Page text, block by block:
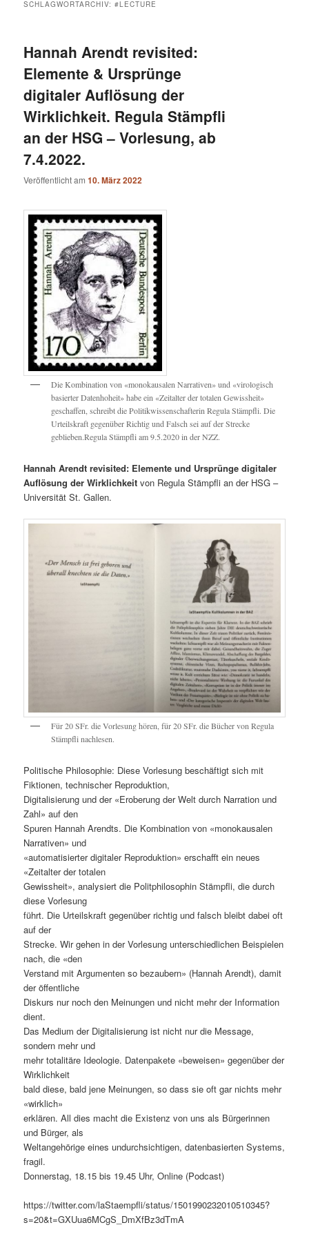
SCHLAGWORTARCHIV:#LECTURE
Hannah Arendt revisited:
Elemente & Ursprünge
digitaler Auflösung der
Wirklichkeit. Regula Stämpfli
an der HSG – Vorlesung, ab
7.4.2022.
Veröffentlicht am10. März 2022
Die Kombination von «monokausalen Narrativen» und «virologisch
basierter Datenhoheit» habe ein «Zeitalter der totalen Gewissheit»
geschaffen, schreibt die Politikwissenschafterin Regula Stämpfli. Die
Urteilskraft gegenüber Richtig und Falsch sei auf der Strecke
geblieben.Regula Stämpfli am 9.5.2020 in der NZZ.
Hannah Arendt revisited: Elemente und Ursprünge digitaler
Auflösung der Wirklichkeit von Regula Stämpfli an der HSG –
Universität St. Gallen.
Für 20 SFr. die Vorlesung hören, für 20 SFr. die Bücher von Regula
Stämpfli nachlesen.
Politische Philosophie: Diese Vorlesung beschäftigt sich mit
Fiktionen, technischer Reproduktion,
Digitalisierung und der «Eroberung der Welt durch Narration und
Zahl» auf den
Spuren Hannah Arendts. Die Kombination von «monokausalen
Narrativen» und
«automatisierter digitaler Reproduktion» erschafft ein neues
«Zeitalter der totalen
Gewissheit», analysiert die Politphilosophin Stämpfli, die durch
diese Vorlesung
führt. Die Urteilskraft gegenüber richtig und falsch bleibt dabei oft
auf der
Strecke. Wir gehen in der Vorlesung unterschiedlichen Beispielen
nach, die «den
Verstand mit Argumenten so bezaubern» (Hannah Arendt), damit
der öffentliche
Diskurs nur noch den Meinungen und nicht mehr der Information
dient.
Das Medium der Digitalisierung ist nicht nur die Message,
sondern mehr und
mehr totalitäre Ideologie. Datenpakete «beweisen» gegenüber der
Wirklichkeit
bald diese, bald jene Meinungen, so dass sie oft gar nichts mehr
«wirklich»
erklären. All dies macht die Existenz von uns als Bürgerinnen
und Bürger, als
Weltangehörige eines undurchsichtigen, datenbasierten Systems,
fragil.
Donnerstag, 18.15 bis 19.45 Uhr, Online (Podcast)
https://twitter.com/laStaempfli/status/1501990232010510345?
s=20&t=GXUua6MCgS_DmXfBz3dTmA